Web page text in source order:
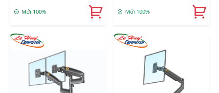
Mới 100% Mới 100%